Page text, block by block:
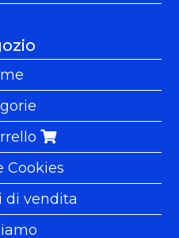
Cookies
di vendita